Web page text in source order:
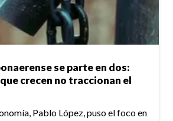
se parte en dos:
crecen no traccionan el
Pablo López, puso el foco en